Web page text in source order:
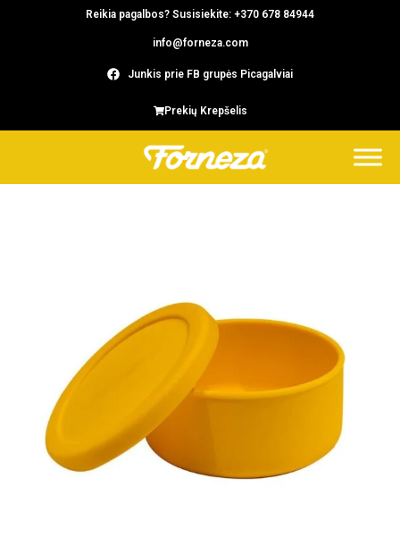
Reikia pagalbos? Susisiekite: +370 678 84944
info@forneza.com
Junkis prie FB grupės Picagalviai
Prekių Krepšelis